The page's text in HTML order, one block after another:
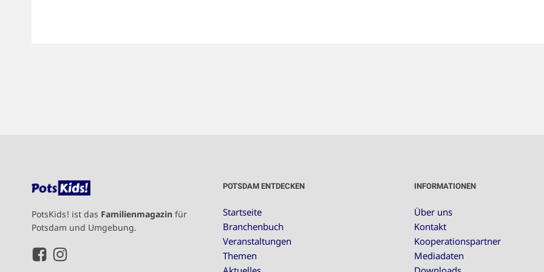
PotsKids! ist das Familienmagazin für
Potsdam und Umgebung.
POTSDAM ENTDECKEN
Startseite
Branchenbuch
Veranstaltungen
Themen
INFORMATIONEN
Über uns
Kontakt
Kooperationspartner
Mediadaten